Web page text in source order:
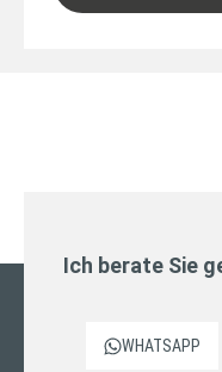
Ich berate Sie
WHATSAPP